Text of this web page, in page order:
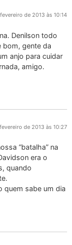
de 2013 às 10:14
Denilson todo
bom, gente da
anjo para cuidar
amigo.
de 2013 às 10:27
“batalha” na
era o
quando
quem sabe um dia